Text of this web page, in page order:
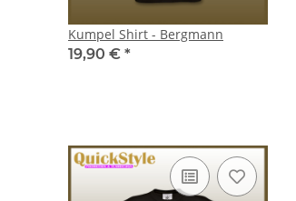
Kumpel Shirt - Bergmann
19,90 € *